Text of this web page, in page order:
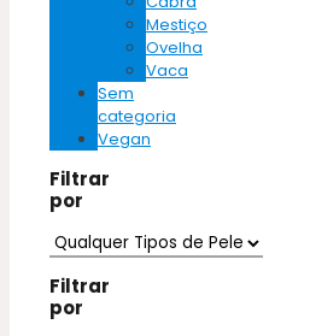
Mestiço
Ovelha
Vaca
Sem
categoria
Vegan
Filtrar
por
Filtrar
por